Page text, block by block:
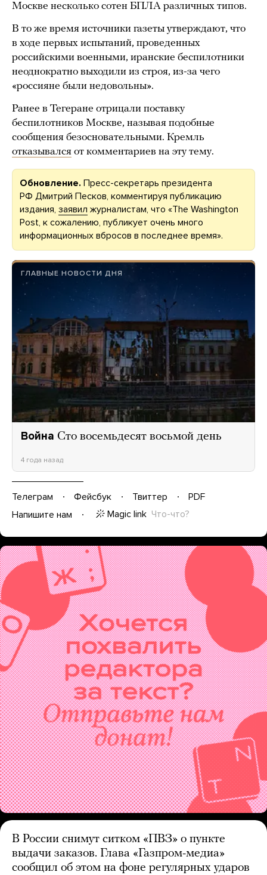
Москве несколько сотен БПЛА различных типов.
В то же время источники газеты утверждают, что
в ходе первых испытаний, проведенных
российскими военными, иранские беспилотники
неоднократно выходили из строя, из-за чего
«россияне были недовольны».
Ранее в Тегеране отрицали поставку
беспилотников Москве, называя подобные
сообщения безосновательными. Кремль
отказывался от комментариев на эту тему.
Обновление. Пресс-секретарь президента
РФ Дмитрий Песков, комментируя публикацию
издания, заявил журналистам, что «The Washington
Post, к сожалению, публикует очень много
информационных вбросов в последнее время».
ГЛАВНЫЕ НОВОСТИ ДНЯ
Война Сто восемьдесят восьмой день
4 года назад
Телеграм Фейсбук Твиттер
PDF
Напишите нам
Magic link Что-что?
В России снимут ситком «ПВЗ» о пункте
выдачи заказов. Глава «Газпром-медиа»
сообщил об этом на фоне регулярных ударов